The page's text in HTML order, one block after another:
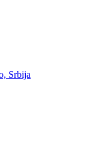
Srbija